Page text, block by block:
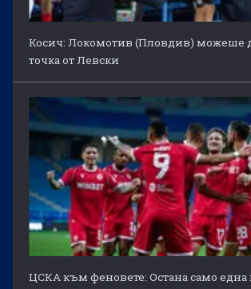
Косич: Локомотив (Пловдив) можеше
точка от Левски
ЦСКА към феновете: Остана само една